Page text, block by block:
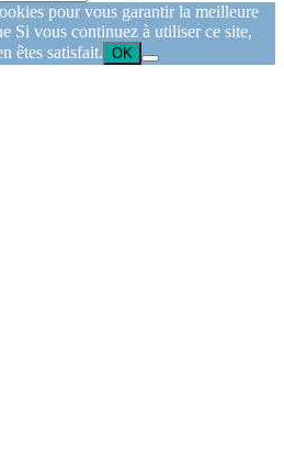
pour vous garantir la meilleure
Si vous continuez à utiliser ce site,
êtes satisfait. OK